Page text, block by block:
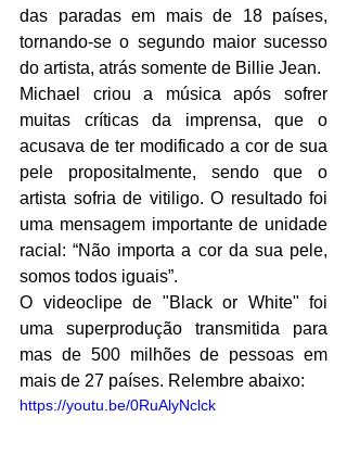
das paradas em mais de 18 países,
tornando-se o segundo maior sucesso
do artista, atrás somente de Billie Jean.
Michael criou a música após sofrer
muitas críticas da imprensa, que o
acusava de ter modificado a cor de sua
pele propositalmente, sendo que o
artista sofria de vitiligo. O resultado foi
uma mensagem importante de unidade
racial: “Não importa a cor da sua pele,
somos todos iguais”.
O videoclipe de "Black or White" foi
uma superprodução transmitida para
mas de 500 milhões de pessoas em
mais de 27 países. Relembre abaixo:
https://youtu.be/0RuAlyNclck